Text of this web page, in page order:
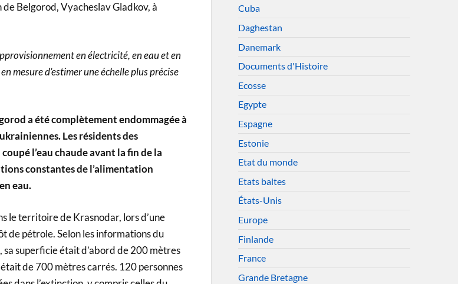
Belgorod, Vyacheslav Gladkov, à
en électricité, en eau et en
mesure d’estimer une échelle plus précise
a été complètement endommagée à
Les résidents des
l’eau chaude avant la fin de la
constantes de l’alimentation
eau.
le territoire de Krasnodar, lors d’une
de pétrole. Selon les informations du
superficie était d’abord de 200 mètres
de 700 mètres carrés. 120 personnes
Cuba
Daghestan
Danemark
Documents d'Histoire
Ecosse
Egypte
Espagne
Estonie
Etat du monde
Etats baltes
États-Unis
Europe
Finlande
France
Grande Bretagne